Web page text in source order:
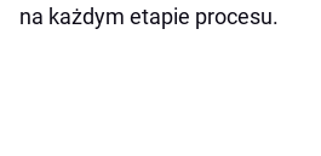
na każdym etapie procesu.